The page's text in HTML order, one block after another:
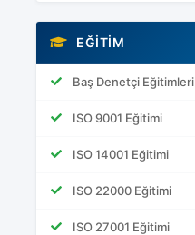
EĞITIM
Baş Denetçi Eğitimleri
ISO 9001 Eğitimi
ISO 14001 Eğitimi
ISO 22000 Eğitimi
ISO 27001 Eğitimi